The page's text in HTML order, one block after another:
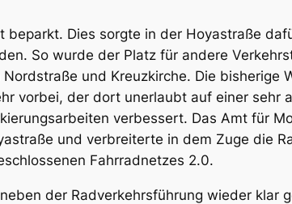
Dies sorgte in der Hoyastraße
So wurde der Platz für andere
und Kreuzkirche. Die bisherige
vorbei, der dort unerlaubt auf einer sehr
verbessert. Das Amt für
und verbreiterte in dem Zuge die
Fahrradnetzes 2.0.
der Radverkehrsführung wieder klar